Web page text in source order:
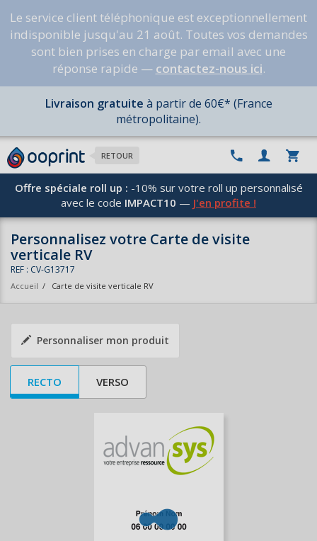
Le service client téléphonique est exceptionnellement
indisponible jusqu'au 21 août. Toutes vos demandes
sont bien prises en charge par email avec une
réponse rapide — contactez-nous ici.
Livraison gratuite à partir de 60€* (France
métropolitaine).
RETOUR
Offre spéciale roll up : -10% sur votre roll up personnalisé
avec le code IMPACT10 — J'en profite !
Personnalisez votre Carte de visite
verticale RV
REF : CV-G13717
Accueil / Carte de visite verticale RV
Personnaliser mon produit
RECTO VERSO